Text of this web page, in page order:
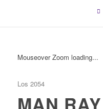
Mouseover Zoom loading...
Los 2054
MAN